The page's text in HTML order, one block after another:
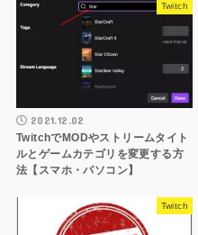
Twitch
2021.12.02
TwitchでMODやストリームタイト
ルとゲームカテゴリを変更する方
法【スマホ・パソコン】
Twitch